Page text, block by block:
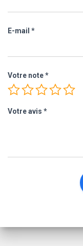
E-mail *
Votre note*
Votre avis *